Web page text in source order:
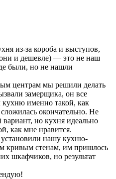
из-за короба и выступов,
и дешевле) — это не наш
были, но не нашли
центрам мы решили делать
замерщика, он все
кухню именно такой, как
окончательно. Не
но кухня идеально
как мне нравится.
нашу кухню-
кривым стенам, им пришлось
шкафчиков, но результат